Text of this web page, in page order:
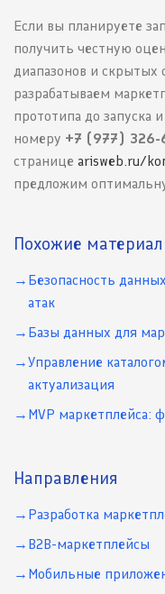
Если вы планируете
получить честную
диапазонов и
разрабатываем
прототипа до запуска
номеру +7 (977) 326-
странице arisweb.ru/
предложим
Похожие
Безопасность
атак
Базы данных для
Управление
актуализация
MVP маркетплейса:
Направления
Разработка
B2B-маркетплейсы
Мобильные